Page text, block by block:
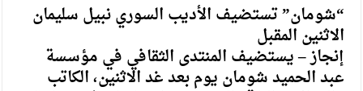
“شومان” تستضيف الأديب السوري نبيل سليمان
الاثنين المقبل
إنجاز – يستضيف المنتدى الثقافي في مؤسسة
عبد الحميد شومان يوم بعد غد الاثنين، الكاتب